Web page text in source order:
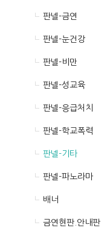
판넬-금연
판넬-눈건강
판넬-비만
판넬-성교육
판넬-응급처치
판넬-학교폭력
판넬-기타
판넬-파노라마
배너
금연현판.안내판